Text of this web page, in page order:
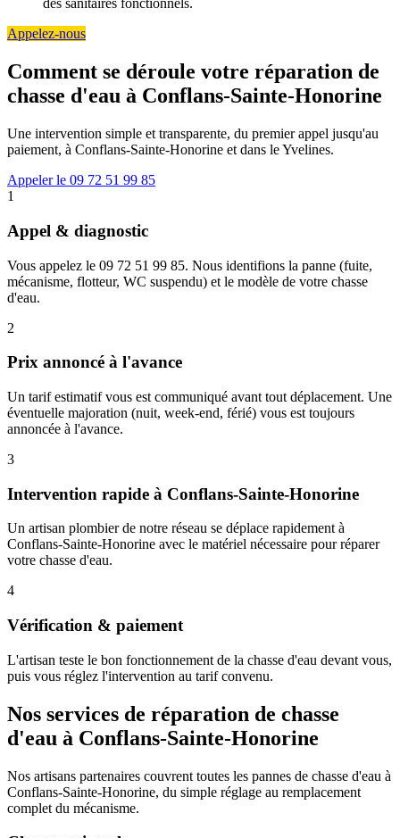
des sanitaires fonctionnels.
Appelez-nous
Comment se déroule votre réparation de
chasse d'eau à Conflans-Sainte-Honorine
Une intervention simple et transparente, du premier appel jusqu'au
paiement, à Conflans-Sainte-Honorine et dans le Yvelines.
Appeler le 09 72 51 99 85
1
Appel & diagnostic
Vous appelez le 09 72 51 99 85. Nous identifions la panne (fuite,
mécanisme, flotteur, WC suspendu) et le modèle de votre chasse
d'eau.
2
Prix annoncé à l'avance
Un tarif estimatif vous est communiqué avant tout déplacement. Une
éventuelle majoration (nuit, week-end, férié) vous est toujours
annoncée à l'avance.
3
Intervention rapide à Conflans-Sainte-Honorine
Un artisan plombier de notre réseau se déplace rapidement à
Conflans-Sainte-Honorine avec le matériel nécessaire pour réparer
votre chasse d'eau.
4
Vérification & paiement
L'artisan teste le bon fonctionnement de la chasse d'eau devant vous,
puis vous réglez l'intervention au tarif convenu.
Nos services de réparation de chasse
d'eau à Conflans-Sainte-Honorine
Nos artisans partenaires couvrent toutes les pannes de chasse d'eau à
Conflans-Sainte-Honorine, du simple réglage au remplacement
complet du mécanisme.